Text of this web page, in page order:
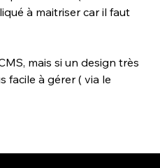
à maitriser car il faut
mais si un design très
facile à gérer ( via le